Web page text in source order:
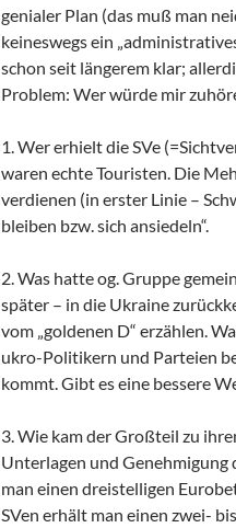
genialer Plan (das muß man
keineswegs ein
schon seit längerem klar;
Problem: Wer würde mir
1. Wer erhielt die SVe
waren echte Touristen. Die
verdienen (in erster Linie –
bleiben bzw. sich ansiedeln“.
2. Was hatte og. Gruppe
später – in die Ukraine
vom „goldenen D“ erzählen.
ukro-Politikern und Parteien
kommt. Gibt es eine bessere
3. Wie kam der Großteil zu
Unterlagen und
man einen dreistelligen
SVen erhält man einen zwei-